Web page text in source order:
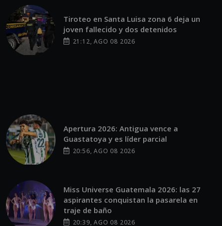
Tiroteo en Santa Luisa zona 6 deja un
joven fallecido y dos detenidos
21:12, AGO 08 2026
Apertura 2026: Antigua vence a
Guastatoya y es líder parcial
20:56, AGO 08 2026
Miss Universe Guatemala 2026: las 27
aspirantes conquistan la pasarela en
traje de baño
20:39, AGO 08 2026